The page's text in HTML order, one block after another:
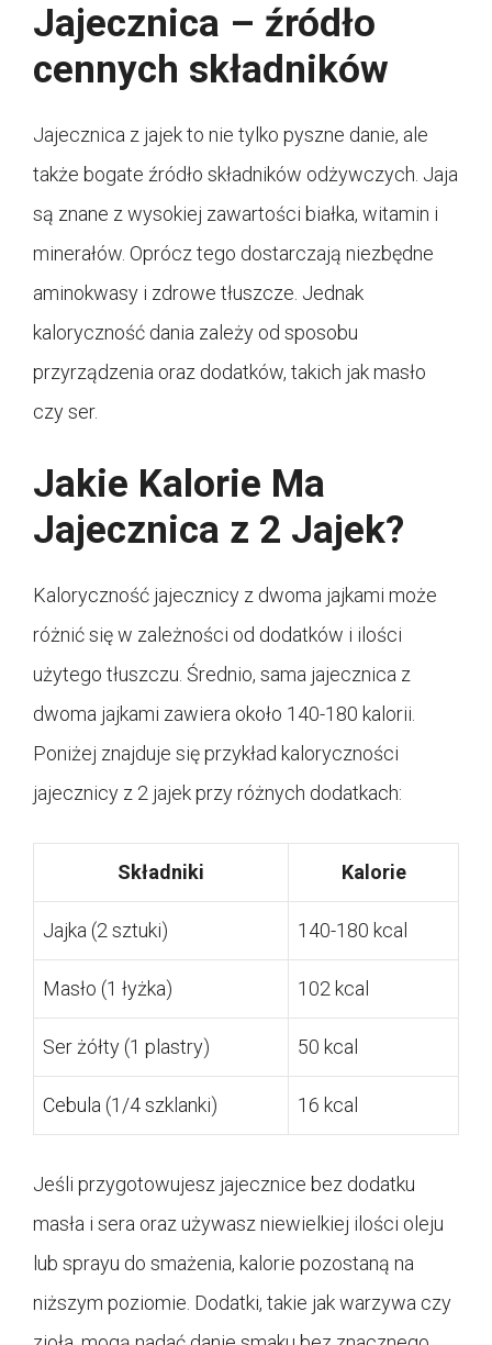
Jajecznica – źródło
cennych składników
Jajecznica z jajek to nie tylko pyszne danie, ale
także bogate źródło składników odżywczych. Jaja
są znane z wysokiej zawartości białka, witamin i
minerałów. Oprócz tego dostarczają niezbędne
aminokwasy i zdrowe tłuszcze. Jednak
kaloryczność dania zależy od sposobu
przyrządzenia oraz dodatków, takich jak masło
czy ser.
Jakie Kalorie Ma
Jajecznica z 2 Jajek?
Kaloryczność jajecznicy z dwoma jajkami może
różnić się w zależności od dodatków i ilości
użytego tłuszczu. Średnio, sama jajecznica z
dwoma jajkami zawiera około 140-180 kalorii.
Poniżej znajduje się przykład kaloryczności
jajecznicy z 2 jajek przy różnych dodatkach:
Składniki Kalorie
Jajka (2 sztuki) 140-180 kcal
Masło (1 łyżka) 102 kcal
Ser żółty (1 plastry) 50 kcal
Cebula (1/4 szklanki) 16 kcal
Jeśli przygotowujesz jajecznice bez dodatku
masła i sera oraz używasz niewielkiej ilości oleju
lub sprayu do smażenia, kalorie pozostaną na
niższym poziomie. Dodatki, takie jak warzywa czy